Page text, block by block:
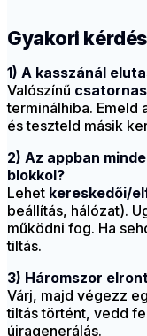
Gyakori
1) A kasszánál
Valószínű
terminálhiba. Emeld
és teszteld másik
2) Az appban
blokkol?
Lehet kereskedői/
beállítás, hálózat).
működni fog. Ha
tiltás.
3) Háromszor
Várj, majd végezz
tiltás történt, vedd
újragenerálás.